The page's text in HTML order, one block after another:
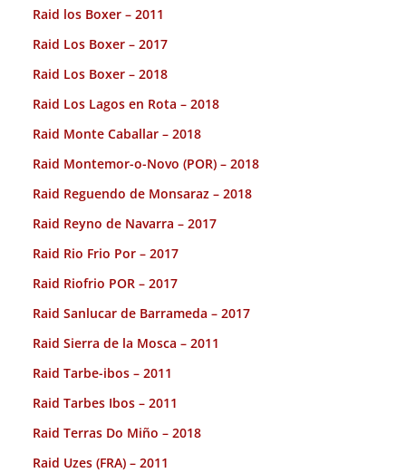
Raid los Boxer – 2011
Raid Los Boxer – 2017
Raid Los Boxer – 2018
Raid Los Lagos en Rota – 2018
Raid Monte Caballar – 2018
Raid Montemor-o-Novo (POR) – 2018
Raid Reguendo de Monsaraz – 2018
Raid Reyno de Navarra – 2017
Raid Rio Frio Por – 2017
Raid Riofrio POR – 2017
Raid Sanlucar de Barrameda – 2017
Raid Sierra de la Mosca – 2011
Raid Tarbe-ibos – 2011
Raid Tarbes Ibos – 2011
Raid Terras Do Miño – 2018
Raid Uzes (FRA) – 2011